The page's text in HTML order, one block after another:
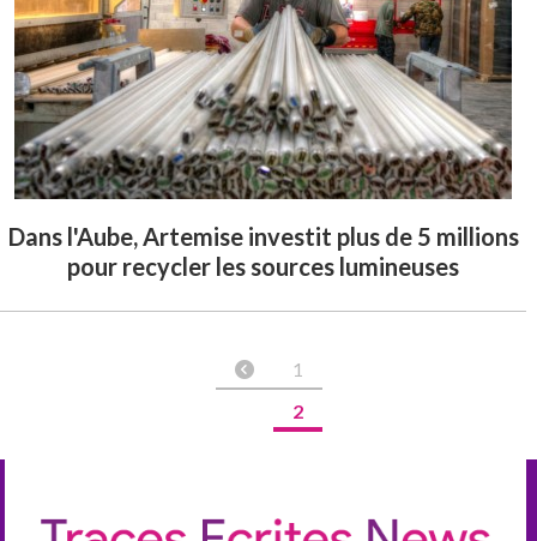
Dans l'Aube, Artemise investit plus de 5 millions
pour recycler les sources lumineuses
1
2